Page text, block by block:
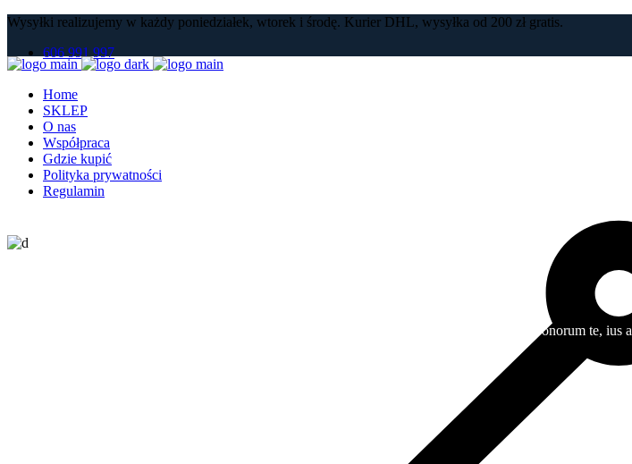
Wysyłki realizujemy w każdy poniedziałek, wtorek i środę. Kurier DHL, wysyłka od 200 zł gratis.
606 991 997
Home
SKLEP
O nas
Współpraca
Gdzie kupić
Polityka prywatności
Regulamin
Lorem ipsum dolor sit amet, liber error feugiat vel ad. Ex minim mentitum pro. Quo odio veri bonorum te, ius a
Szanowni Państwo‼️
października 2026 r.